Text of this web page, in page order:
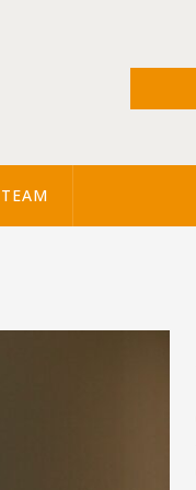
TEAM